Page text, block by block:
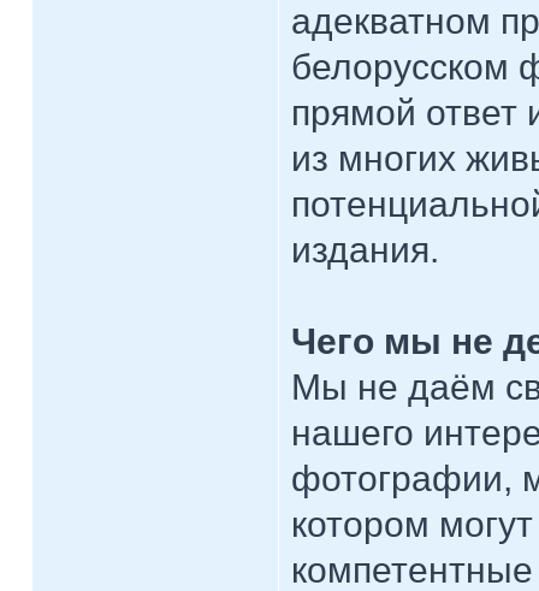
адекватном
белорусском
прямой ответ
из многих
издания.
Чего мы не
Мы не даём
нашего
фотографии,
котором